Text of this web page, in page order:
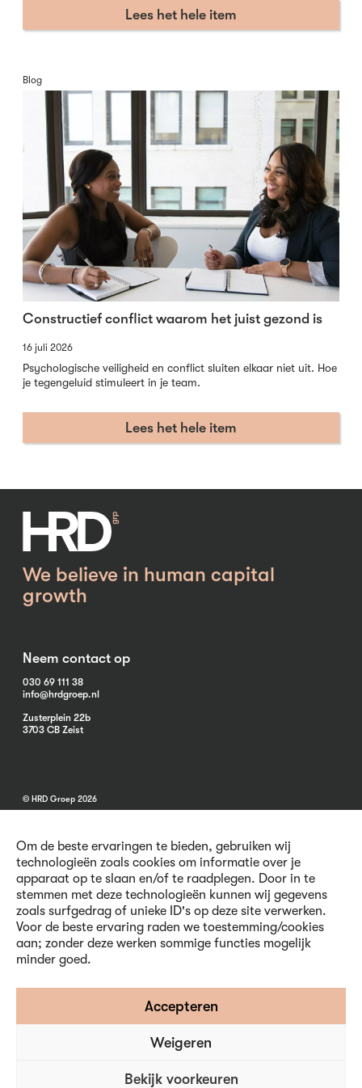
Om de beste ervaringen te bieden, gebruiken wij
technologieën zoals cookies om informatie over je
apparaat op te slaan en/of te raadplegen. Door in te
stemmen met deze technologieën kunnen wij gegevens
zoals surfgedrag of unieke ID's op deze site verwerken.
Voor de beste ervaring raden we toestemming/cookies
aan; zonder deze werken sommige functies mogelijk
minder goed.
Accepteren
Weigeren
Bekijk voorkeuren
Lees het hele item
Blog
Constructief conflict waarom het juist gezond is
16 juli 2026
Psychologische veiligheid en conflict sluiten elkaar niet uit. Hoe
je tegengeluid stimuleert in je team.
Lees het hele item
We believe in human capital
growth
Neem contact op
030 69 111 38
info@hrdgroep.nl
Zusterplein 22b
3703 CB Zeist
© HRD Groep 2026
Algemene informatie
Contact
Voorwaarden
Privacy en Cookies
Volg ons
Inschrijven nieuwsbrief